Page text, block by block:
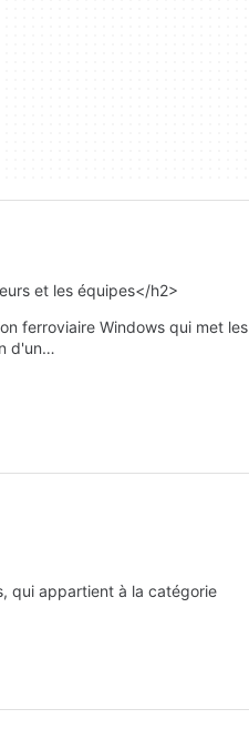
et les équipes</h2>
ferroviaire Windows qui met les
d'un…
qui appartient à la catégorie